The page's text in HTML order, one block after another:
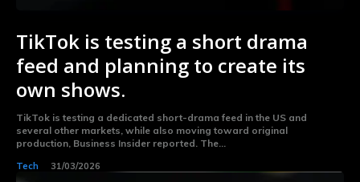
TikTok is testing a short drama
feed and planning to create its
own shows.
TikTok is testing a dedicated short-drama feed in the US and
several other markets, while also moving toward original
production, Business Insider reported. The...
Tech 31/03/2026